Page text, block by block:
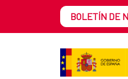
Saltar al contenido principal
BOLETÍN DE